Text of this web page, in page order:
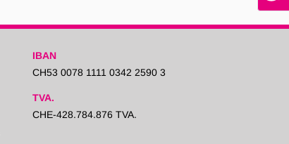
IBAN
CH53 0078 1111 0342 2590 3
TVA.
CHE-428.784.876 TVA.